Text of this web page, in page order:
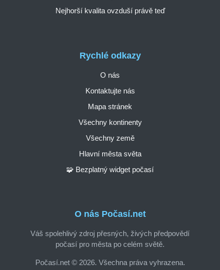
O nás Počasí.net
Váš spolehlivý zdroj přesných, živých předpovědí
počasí pro města po celém světě.
Počasí.net © 2026. Všechna práva vyhrazena.
Rychlé odkazy
O nás
Kontaktujte nás
Mapa stránek
Všechny kontinenty
Všechny země
Hlavní města světa
🧩 Bezplatný widget počasí
Nejhorší kvalita ovzduší právě teď